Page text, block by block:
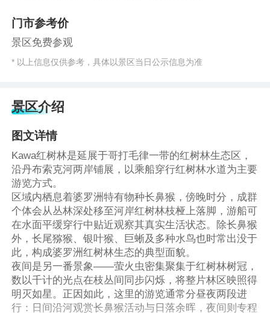
门市参考价
景区免费参观
* 以上信息仅供参考，具体以景区当日公示信息为准
景区介绍
图文详情
Kawa红树林是延展于哥打毛律一带的红树林生态区，
沿丹布索克河两岸铺展，以乘船穿行红树林水道为主要
游览方式。
区域内栖息着婆罗洲特有物种长鼻猴，傍晚时分，成群
个体会从丛林深处移至河岸红树林枝桠上落脚，游船可
在水面平缓穿行中贴近观察其真实生活状态。除长鼻猴
外，长尾猕猴、银叶猴、巨蜥及多种水鸟也时常出没于
此，构成婆罗洲红树林生态的典型面貌。
夜间是另一番景象——萤火虫密集聚集于红树林树冠，
数以千计的光点在枝丛间同步闪烁，将整片林区映照得
明灭如星。正因如此，这里的游览通常分昼夜两段进
行：日间沿河观赏长鼻猴活动与日落余晖，夜间则专程